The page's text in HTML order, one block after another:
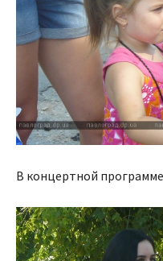
В концертной